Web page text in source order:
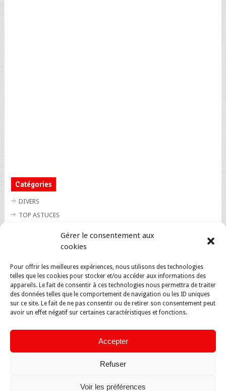
Gérer le consentement aux
cookies
Pour offrir les meilleures expériences, nous utilisons des technologies
telles que les cookies pour stocker et/ou accéder aux informations des
appareils. Le fait de consentir à ces technologies nous permettra de traiter
des données telles que le comportement de navigation ou les ID uniques
sur ce site. Le fait de ne pas consentir ou de retirer son consentement peut
avoir un effet négatif sur certaines caractéristiques et fonctions.
Accepter
Refuser
Voir les préférences
Catégories
DIVERS
TOP ASTUCES
TOP INSOLITE
TOP SANTE